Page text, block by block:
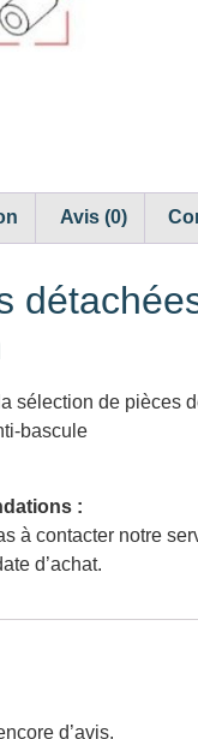
Avis (0)
sélection de pièces
bascule
:
à contacter notre
d’achat.
d’avis.